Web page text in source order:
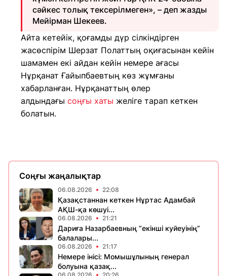
сәйкес толық тексерілмеген», – деп жазды
Мейірман Шекеев.
Айта кетейік, қоғамды дүр сілкіндірген
жасөспірім Шерзат Полаттың оқиғасынан кейін
шамамен екі айдан кейін немере ағасы
Нұрқанат Ғайыпбаевтың көз жұмғаны
хабарланған. Нұрқанаттың өлер
алдындағы соңғы хаты желіге тарап кеткен
болатын.
Соңғы жаңалықтар
06.08.2026 22:08
Қазақстаннан кеткен Нұртас Адамбай
АҚШ-қа көшуі...
06.08.2026 21:21
Дариға Назарбаевның “екінші куйеуінің”
балалары...
06.08.2026 21:17
Немере інісі: Момышұлының генерал
болуына қазақ...